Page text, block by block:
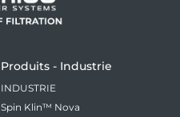
Produits - Industrie
INDUSTRIE
Spin Klin™ Nova